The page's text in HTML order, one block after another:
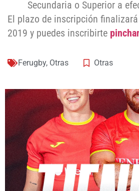
Secundaria o Superior a
El plazo de inscripción
2019 y puedes inscribirte
Ferugby, Otras Otras